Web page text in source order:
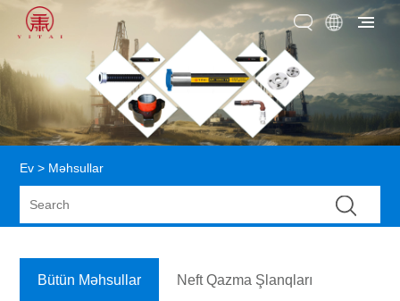
Ev > Məhsullar
Bütün Məhsullar Neft Qazma Şlanqları